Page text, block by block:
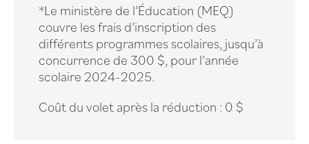
*Le ministère de l’Éducation (MEQ)
couvre les frais d’inscription des
différents programmes scolaires, jusqu’à
concurrence de 300 $, pour l’année
scolaire 2024-2025.
Coût du volet après la réduction : 0 $